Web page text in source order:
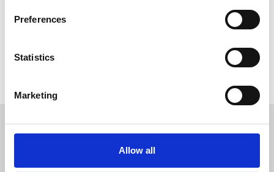
Preferences
Statistics
Marketing
Allow all